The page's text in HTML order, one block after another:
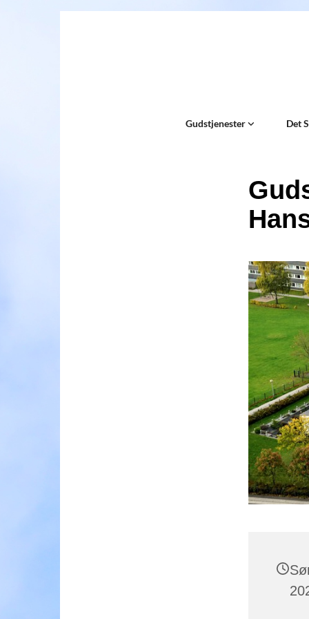
Gudstjenester Det